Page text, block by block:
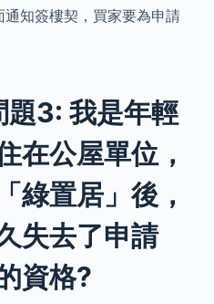
知簽樓契，買家要為申請
題3: 我是年輕
在公屋單位，
綠置居」後，
失去了申請
資格?